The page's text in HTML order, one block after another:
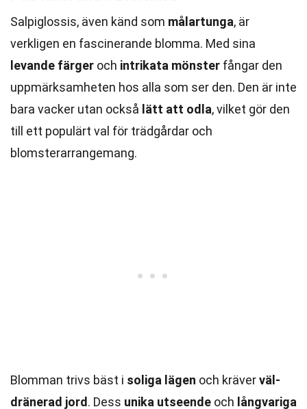
Salpiglossis, även känd som målartunga, är
verkligen en fascinerande blomma. Med sina
levande färger och intrikata mönster fångar den
uppmärksamheten hos alla som ser den. Den är inte
bara vacker utan också lätt att odla, vilket gör den
till ett populärt val för trädgårdar och
blomsterarrangemang.
Blomman trivs bäst i soliga lägen och kräverväl-
dränerad jord . Dess unika utseende och långvariga